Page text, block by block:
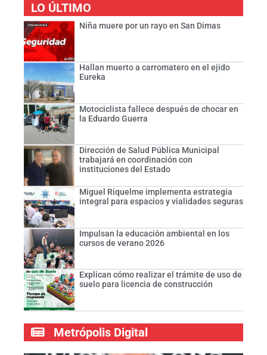
LO ÚLTIMO
Niña muere por un rayo en San Dimas
Hallan muerto a carromatero en el ejido
Eureka
Motociclista fallece después de chocar en
la Eduardo Guerra
Dirección de Salud Pública Municipal
trabajará en coordinación con
instituciones del Estado
Miguel Riquelme implementa estrategia
integral para espacios y vialidades seguras
Impulsan la educación ambiental en los
cursos de verano 2026
Explican cómo realizar el trámite de uso de
suelo para licencia de construcción
Metrópolis Digital